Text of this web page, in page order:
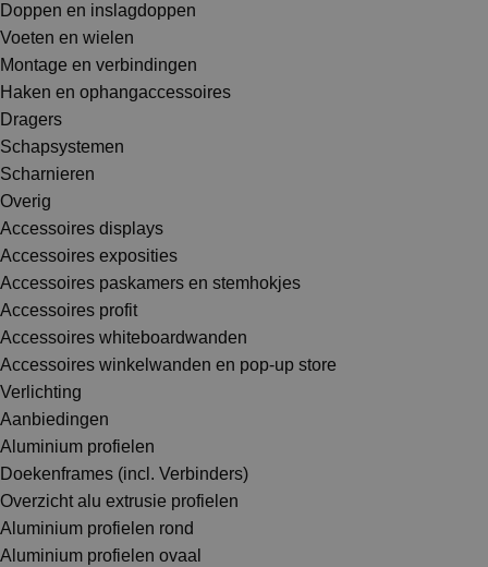
Doppen en inslagdoppen
Voeten en wielen
Montage en verbindingen
Haken en ophangaccessoires
Dragers
Schapsystemen
Scharnieren
Overig
Accessoires displays
Accessoires exposities
Accessoires paskamers en stemhokjes
Accessoires profit
Accessoires whiteboardwanden
Accessoires winkelwanden en pop-up store
Verlichting
Aanbiedingen
Aluminium profielen
Doekenframes (incl. Verbinders)
Overzicht alu extrusie profielen
Aluminium profielen rond
Aluminium profielen ovaal